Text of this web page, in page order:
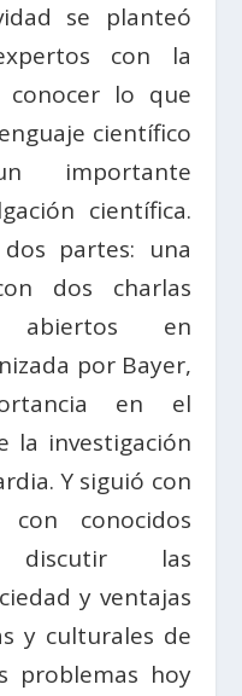
se planteó
con la
conocer lo que
científico
importante
científica.
partes: una
dos charlas
abiertos en
por Bayer,
en el
la investigación
Y siguió con
conocidos
discutir las
y ventajas
y culturales de
problemas hoy